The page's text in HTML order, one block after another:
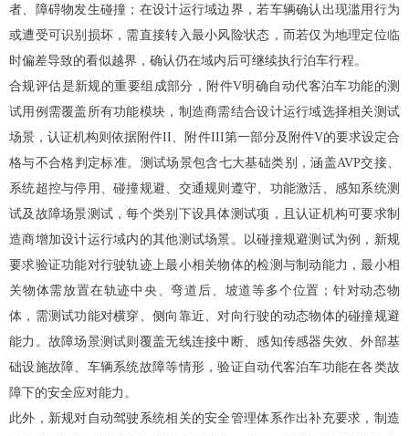
者、障碍物发生碰撞；在设计运行域边界，若车辆确认出现滥用行为
或遭受可识别损坏，需直接转入最小风险状态，而若仅为地理定位临
时偏差导致的看似越界，确认仍在域内后可继续执行泊车行程。
合规评估是新规的重要组成部分，附件V明确自动代客泊车功能的测
试用例需覆盖所有功能模块，制造商需结合设计运行域选择相关测试
场景，认证机构则依据附件II、附件III第一部分及附件V的要求设定合
格与不合格判定标准。测试场景包含七大基础类别，涵盖AVP交接、
系统超控与停用、碰撞规避、交通规则遵守、功能激活、感知系统测
试及故障场景测试，每个类别下设具体测试项，且认证机构可要求制
造商增加设计运行域内的其他测试场景。以碰撞规避测试为例，新规
要求验证功能对行驶轨迹上最小相关物体的检测与制动能力，最小相
关物体需放置在轨迹中央、弯道后、坡道等多个位置；针对动态物
体，需测试功能对横穿、侧向靠近、对向行驶的动态物体的碰撞规避
能力。故障场景测试则覆盖无线连接中断、感知传感器失效、外部基
础设施故障、车辆系统故障等情形，验证自动代客泊车功能在各类故
障下的安全应对能力。
此外，新规对自动驾驶系统相关的安全管理体系作出补充要求，制造